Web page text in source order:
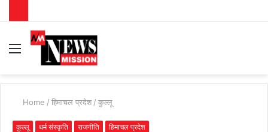
Menu
Home / हिमाचल प्रदेश / कुल्लू
कुल्लू धर्म संस्कृति राजनीति हिमाचल प्रदेश